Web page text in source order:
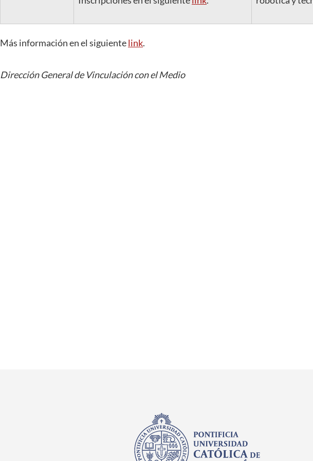
Más información en el siguientelink.
Dirección General de Vinculación con el Medio